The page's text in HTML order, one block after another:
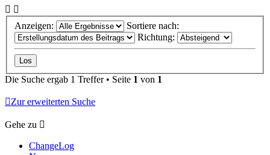
Anzeigen:
Sortiere nach:
Richtung:
Die Suche ergab 1 Treffer • Seite 1 von 1
Zur erweiterten Suche
Gehe zu
ChangeLog